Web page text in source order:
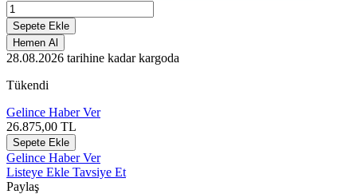
Sepete Ekle
Hemen Al
28.08.2026 tarihine kadar kargoda
Tükendi
Gelince Haber Ver
26.875,00 TL
Sepete Ekle
Gelince Haber Ver
Listeye Ekle Tavsiye Et
Paylaş